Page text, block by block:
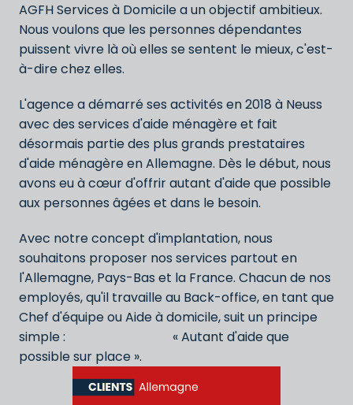
AGFH Services à Domicile a un objectif ambitieux.
Nous voulons que les personnes dépendantes
puissent vivre là où elles se sentent le mieux, c'est-
à-dire chez elles.
L'agence a démarré ses activités en 2018 à Neuss
avec des services d'aide ménagère et fait
désormais partie des plus grands prestataires
d'aide ménagère en Allemagne. Dès le début, nous
avons eu à cœur d'offrir autant d'aide que possible
aux personnes âgées et dans le besoin.
Avec notre concept d'implantation, nous
souhaitons proposer nos services partout en
l'Allemagne, Pays-Bas et la France. Chacun de nos
employés, qu'il travaille au Back-office, en tant que
Chef d'équipe ou Aide à domicile, suit un principe
simple :                                  « Autant d'aide que
possible sur place ».